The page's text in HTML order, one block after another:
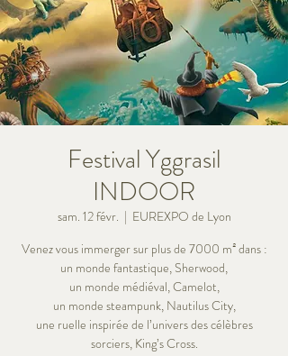
Festival Yggrasil
INDOOR
sam. 12 févr.
  |
EUREXPO de Lyon
Venez vous immerger sur plus de 7000 m² dans :
un monde fantastique, Sherwood,
un monde médiéval, Camelot,
un monde steampunk, Nautilus City,
une ruelle inspirée de l’univers des célèbres
sorciers, King’s Cross.